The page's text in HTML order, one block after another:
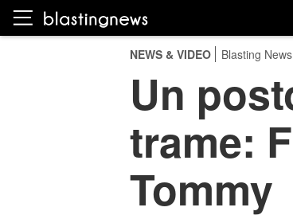
NEWS & VIDEO Blasting
Un
trame:
Tommy